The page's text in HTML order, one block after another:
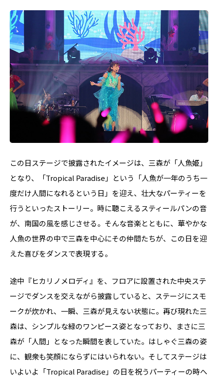
この日ステージで披露されたイメージは、三森が「人魚姫」
となり、「Tropical Paradise」という「人魚が一年のうち一
度だけ人間になれるという日」を迎え、壮大なパーティーを
行うといったストーリー。時に聴こえるスティールパンの音
が、南国の風を感じさせる。そんな音楽とともに、華やかな
人魚の世界の中で三森を中心にその仲間たちが、この日を迎
えた喜びをダンスで表現する。
途中『ヒカリノメロディ』を、フロアに設置された中央ステ
ージでダンスを交えながら披露していると、ステージにスモ
ークが炊かれ、一瞬、三森が見えない状態に。再び現れた三
森は、シンプルな緑のワンピース姿となっており、まさに三
森が「人間」となった瞬間を表していた。はしゃぐ三森の姿
に、観衆も笑顔にならずにはいられない。そしてステージは
いよいよ「Tropical Paradise」の日を祝うパーティーの時へ